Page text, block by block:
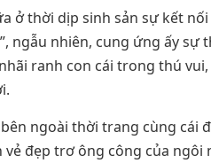
ở thời dịp sinh sản sự kết
ngẫu nhiên, cung ứng ấy sự
ranh con cái trong thú
ngoài thời trang cùng cái
đẹp trơ ông công của ngôi